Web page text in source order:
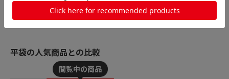
平袋の人気商品との比較